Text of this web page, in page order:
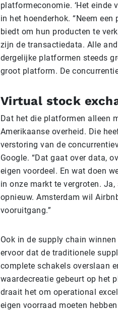
platformeconomie. ‘Het einde
in het hoenderhok. “Neem
biedt om hun producten te
zijn de transactiedata. Alle
dergelijke platformen steeds
groot platform. De
Virtual stock
Dat het die platformen alleen
Amerikaanse overheid. Die
verstoring van de
Google. “Dat gaat over data,
eigen voordeel. En wat doen
in onze markt te vergroten.
opnieuw. Amsterdam wil
vooruitgang.”
Ook in de supply chain
ervoor dat de traditionele
complete schakels overslaan
waardecreatie gebeurt op het
draait het om operational
eigen voorraad moeten